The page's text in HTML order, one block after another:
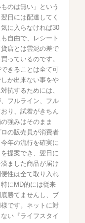
のは無い」という
日には配達してく
に入らなければ30
自由で、レシート
店とは雲泥の差で
っているのです。
きることは全て可
か出来ない事をや
抗するためには、
フルライン、フル
り、試着がきちん
強みはそのまま
の販売員が消費者
年の流行を確実に
提案でき、翌日に
ました商品が届け
性は全て取り入れ
にMD的には従来
勝てませんし、ブ
です。ネットに対
い『ライフスタイ